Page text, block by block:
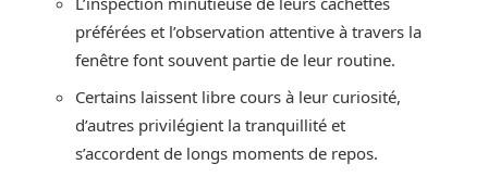
préférées et l’observation attentive à travers la
fenêtre font souvent partie de leur routine.
Certains laissent libre cours à leur curiosité,
d’autres privilégient la tranquillité et
s’accordent de longs moments de repos.